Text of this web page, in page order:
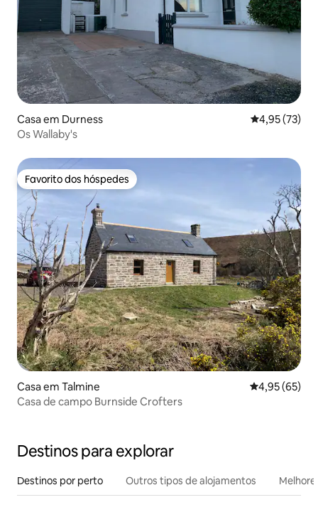
Casa em Durness Classificação
4,95 (73)
Os Wallaby's
Favorito dos hóspedes
Favorito dos hóspedes
Casa em Talmine Classificação
4,95 (65)
Casa de campo Burnside Crofters
Destinos para explorar
Destinos por perto Outros tipos de alojamentos